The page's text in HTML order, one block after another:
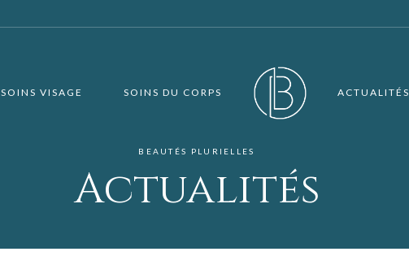
SOINS VISAGE SOINS DU CORPS ACTUALITÉS
BEAUTÉS PLURIELLES
Actualités